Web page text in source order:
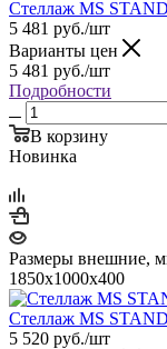
Стеллаж MS
5 481 руб./шт
Варианты цен
5 481 руб./шт
Подробности
В корзину
Новинка
Размеры внешние,
1850x1000x400
Стеллаж MS
5 520 руб./шт